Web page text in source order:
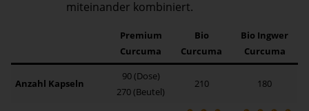
miteinander kombiniert.
Premium
Curcuma
Bio
Curcuma
Bio Ingwer
Curcuma
Anzahl Kapseln
90 (Dose)
270 (Beutel)
210 180